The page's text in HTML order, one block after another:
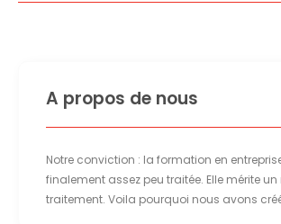
A propos de nous
Notre conviction : la formation en
finalement assez peu traitée. Elle mérite un
traitement. Voila pourquoi nous avons